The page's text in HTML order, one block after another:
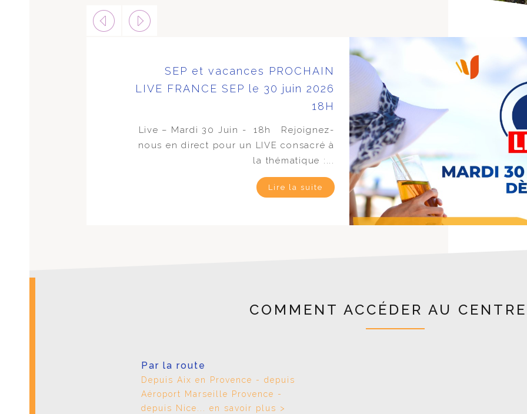
SEP et vacances PROCHAIN
LIVE FRANCE SEP le 30 juin 2026
18H
Live – Mardi 30 Juin - 18h Rejoignez-
nous en direct pour un LIVE consacré à
la thématique :...
Lire la suite
COMMENT ACCÉDER AU
Par la route
Depuis Aix en Provence - depuis
Aéroport Marseille Provence -
depuis Nice... en savoir plus >